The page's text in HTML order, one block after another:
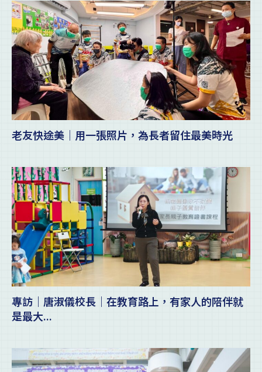
老友快途美｜用一張照片，為長者留住最美時光
專訪｜唐淑儀校長｜在教育路上，有家人的陪伴就
是最大...